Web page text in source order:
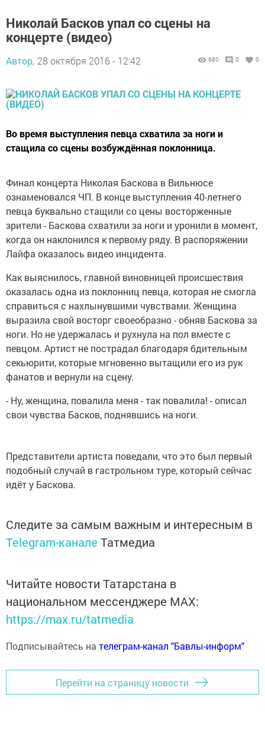
Николай Басков упал со сцены на
концерте (видео)
Автор, 28 октября 2016 - 12:42 680 0 0
Во время выступления певца схватила за ноги и
стащила со сцены возбуждённая поклонница.
Финал концерта Николая Баскова в Вильнюсе
ознаменовался ЧП. В конце выступления 40-летнего
певца буквально стащили со цены восторженные
зрители - Баскова схватили за ноги и уронили в момент,
когда он наклонился к первому ряду. В распоряжении
Лайфа оказалось видео инцидента.
Как выяснилось, главной виновницей происшествия
оказалась одна из поклонниц певца, которая не смогла
справиться с нахлынувшими чувствами. Женщина
выразила свой восторг своеобразно - обняв Баскова за
ноги. Но не удержалась и рухнула на пол вместе с
певцом. Артист не пострадал благодаря бдительным
секьюрити, которые мгновенно вытащили его из рук
фанатов и вернули на сцену.
- Ну, женщина, повалила меня - так повалила! - описал
свои чувства Басков, поднявшись на ноги.
Представители артиста поведали, что это был первый
подобный случай в гастрольном туре, который сейчас
идёт у Баскова.
Следите за самым важным и интересным в
Telegram-канале Татмедиа
Читайте новости Татарстана в
национальном мессенджере MАХ:
https://max.ru/tatmedia
Подписывайтесь на телеграм-канал "Бавлы-информ"
Перейти на страницу новости